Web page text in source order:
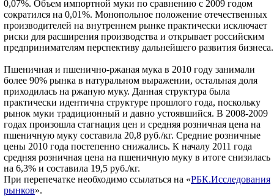
0,07%. Объем импортной муки по сравнению с 2009 годом
сократился на 0,01%. Монопольное положение отечественных
производителей на внутреннем рынке практически исключает
риски для расширения производства и открывает российским
предпринимателям перспективу дальнейшего развития бизнеса.
Пшеничная и пшенично-ржаная мука в 2010 году занимали
более 90% рынка в натуральном выражении, остальная доля
приходилась на ржаную муку. Данная структура была
практически идентична структуре прошлого года, поскольку
рынок муки традиционный и давно устоявшийся. В 2008-2009
годах произошла стагнация цен и средняя розничная цена на
пшеничную муку составила 20,8 руб./кг. Средние розничные
цены 2010 года постепенно снижались. К началу 2011 года
средняя розничная цена на пшеничную муку в итоге снизилась
на 6,3% и составила 19,5 руб./кг.
При перепечатке необходимо ссылаться на «РБК.Исследования
рынков».